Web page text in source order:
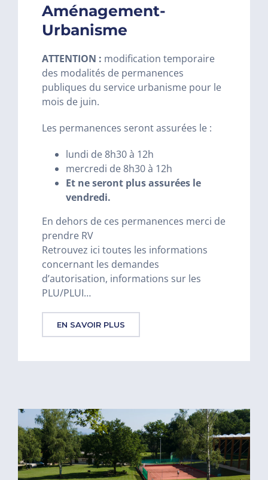
Aménagement-
Urbanisme
ATTENTION : modification temporaire
des modalités de permanences
publiques du service urbanisme pour le
mois de juin.
Les permanences seront assurées le :
lundi de 8h30 à 12h
mercredi de 8h30 à 12h
Et ne seront plus assurées le
vendredi.
En dehors de ces permanences merci de
prendre RV
Retrouvez ici toutes les informations
concernant les demandes
d’autorisation, informations sur les
PLU/PLUI…
EN SAVOIR PLUS